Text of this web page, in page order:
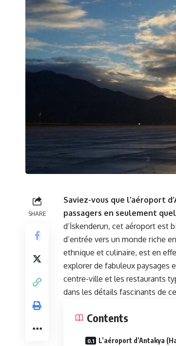
SHARE
Saviez-vous que l’aéroport
passagers en seulement
d’İskenderun, cet aéroport est
d’entrée vers un monde riche
ethnique et culinaire, est en
explorer de fabuleux paysages
centre-ville et les restaurants
dans les détails fascinants de
Contents
L’aéroport d’Antakya